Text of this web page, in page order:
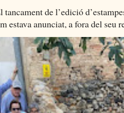
de l’edició
estava anunciat, a fora del seu